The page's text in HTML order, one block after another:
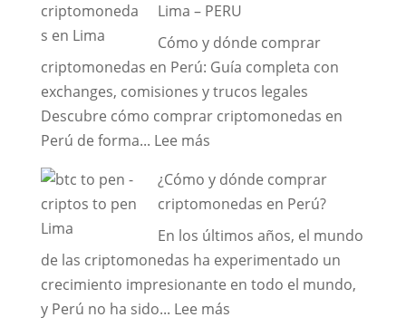
Peru,
Tourists
and
Businesspeople!
Exchange
Your
for
Cash
Lima
Safely
and
Lima – PERU
Cómo y dónde comprar
criptomonedas en Perú: Guía completa con
exchanges, comisiones y trucos legales
Descubre cómo comprar criptomonedas en
Perú de forma... Lee más:
y
donde
comprar
Criptomonedas
y
Bitcoin
¿Cómo y dónde comprar
criptomonedas en Perú?
En los últimos años, el mundo
de las criptomonedas ha experimentado un
crecimiento impresionante en todo el mundo,
y Perú no ha sido... Lee más: